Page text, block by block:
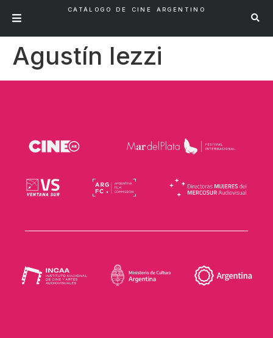
CATÁLOGO DE CINE ARGENTINO
Agustín Iezzi